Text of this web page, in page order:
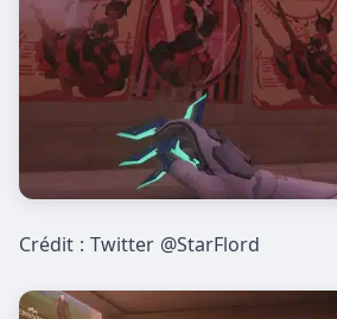
Crédit : Twitter @StarFlord